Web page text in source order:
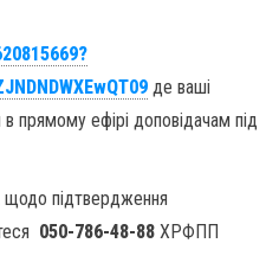
де ваші
прямому ефірі доповідачам під
щодо підтвердження
050-786-48-88 ХРФПП